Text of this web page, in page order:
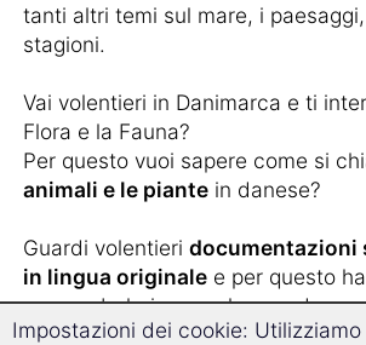
tanti altri temi sul mare, i
stagioni.
Vai volentieri in Danimarca e ti
Flora e la Fauna?
Per questo vuoi sapere come si
animali e le piante in danese?
Guardi volentieri documentazioni
in lingua originale e per questo
un vocabolario complesso ed
Impostazioni dei cookie: